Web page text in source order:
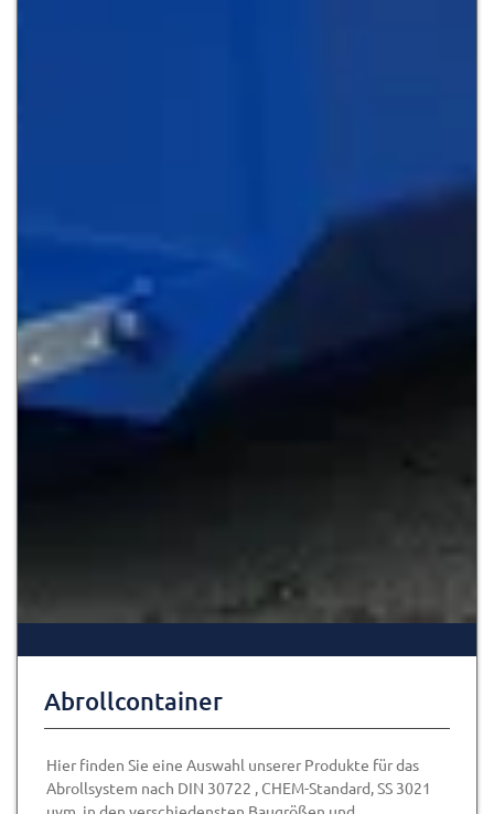
Abrollcontainer
Hier finden Sie eine Auswahl unserer Produkte für das
Abrollsystem nach DIN 30722 , CHEM-Standard, SS 3021